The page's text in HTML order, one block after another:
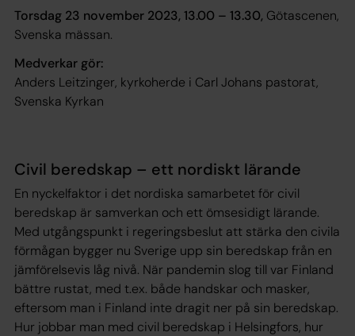
Torsdag 23 november 2023, 13.00 – 13.30, Götascenen,
Svenska mässan.
Medverkar gör:
Anders Leitzinger, kyrkoherde i Carl Johans pastorat,
Svenska Kyrkan
Civil beredskap – ett nordiskt lärande
En nyckelfaktor i det nordiska samarbetet för civil
beredskap är samverkan och ett ömsesidigt lärande.
Med utgångspunkt i regeringsbeslut att stärka den civila
förmågan bygger nu Sverige upp sin beredskap från en
jämförelsevis låg nivå. När pandemin slog till var Finland
bättre rustat, med t.ex. både handskar och masker,
eftersom man i Finland inte dragit ner på sin beredskap.
Hur jobbar man med civil beredskap i Helsingfors, hur